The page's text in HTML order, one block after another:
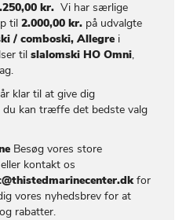
kr. Vi har særlige
til 2.000,00 kr. på udvalgte
/ comboski, Allegre i
til slalomski HO Omni,
klar til at give dig
du kan træffe det bedste valg
Besøg vores store
kontakt os
for
vores nyhedsbrev for at
rabatter.